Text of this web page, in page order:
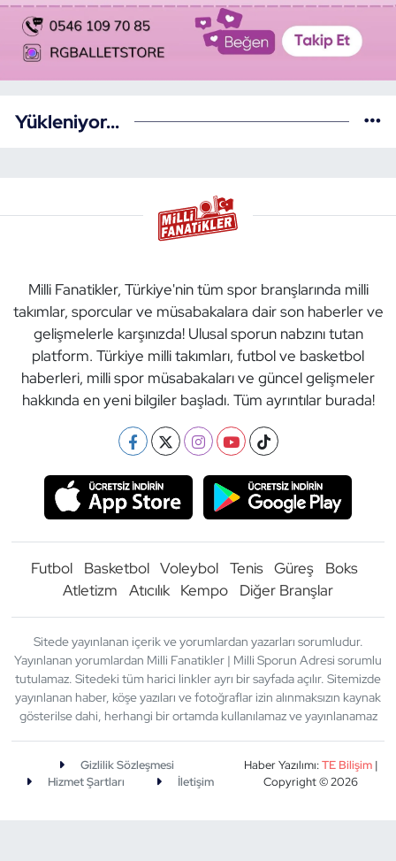
Yükleniyor...
Milli Fanatikler, Türkiye'nin tüm spor branşlarında milli
takımlar, sporcular ve müsabakalara dair son haberler ve
gelişmelerle karşınızda! Ulusal sporun nabzını tutan
platform. Türkiye milli takımları, futbol ve basketbol
haberleri, milli spor müsabakaları ve güncel gelişmeler
hakkında en yeni bilgiler başladı. Tüm ayrıntılar burada!
Futbol Basketbol Voleybol Tenis Güreş
Boks
Atletizm
Atıcılık Kempo Diğer Branşlar
Sitede yayınlanan içerik ve yorumlardan yazarları sorumludur.
Yayınlanan yorumlardan Milli Fanatikler | Milli Sporun Adresi sorumlu
tutulamaz. Sitedeki tüm harici linkler ayrı bir sayfada açılır. Sitemizde
yayınlanan haber, köşe yazıları ve fotoğraflar izin alınmaksızın kaynak
gösterilse dahi, herhangi bir ortamda kullanılamaz ve yayınlanamaz
Gizlilik Sözleşmesi
Hizmet Şartları
İletişim
Haber Yazılımı:TE Bilişim|
Copyright © 2026